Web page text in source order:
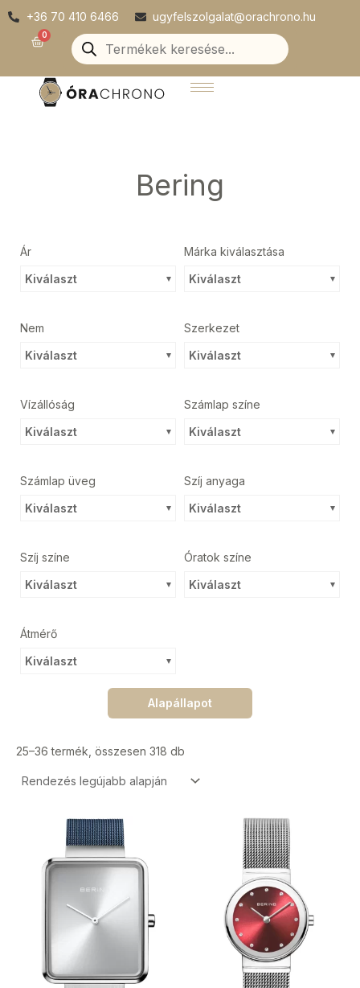
content
+36 70 410 6466 ugyfelszolgalat@orachrono.hu
0Kosársearch
Bering
Ár
Kiválaszt
Márka kiválasztása
Kiválaszt
Nem
Kiválaszt
Szerkezet
Kiválaszt
Vízállóság
Kiválaszt
Számlap színe
Kiválaszt
Számlap üveg
Kiválaszt
Szíj anyaga
Kiválaszt
Szíj színe
Kiválaszt
Óratok színe
Kiválaszt
Átmérő
Kiválaszt
Alapállapot
25–36 termék, összesen 318 db